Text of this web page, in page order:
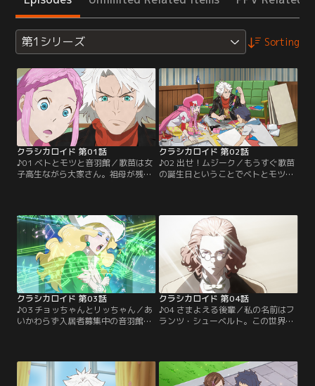
第1シリーズ Sorting
クラシカロイド 第01話
♪01 ベトとモツと音羽館／歌苗は女
子高生ながら大家さん。祖母が残し
しなふたりが現れる。幼なじみの奏
助も館に入り浸り、餃子に執ように
こだわるベトと、子どものように無
邪気でイタズラ三昧のモツとで迷惑
な騒ぎを次々と巻き起こす。そんな
中、ついに館の…。【提供：バンダ
イチャンネル】
クラシカロイド 第02話
♪02 出せ！ムジーク／もうすぐ歌苗
の誕生日ということでベトとモツに
ムジークの力をもう一度見たい奏助
が、ふたりをけしかけようとしたの
だ！しかし思惑どおりにいくような
ベトとモツではなく…。はたして再
びムジークは起こるのか？そして歌
苗の誕生日パーティーは…。【提
供：バンダイチャンネル】
クラシカロイド 第03話
♪03 チョッちゃんとリッちゃん／あ
いかわらず入居者募集中の音羽館
203号室になぜか人の気配が！？謎
の不法侵入者は、ベトいわく“餃子
クラシカロイド 第04話
♪04 さまよえる後輩／私の名前はフ
ランツ・シューベルト。この世界は
なこと。最も大切なのは、この世界
には敬愛するベートーヴェン先輩が